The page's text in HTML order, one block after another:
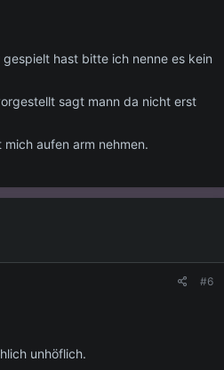
hast bitte ich nenne es kein
sagt mann da nicht erst
aufen arm nehmen.
#6
unhöflich.